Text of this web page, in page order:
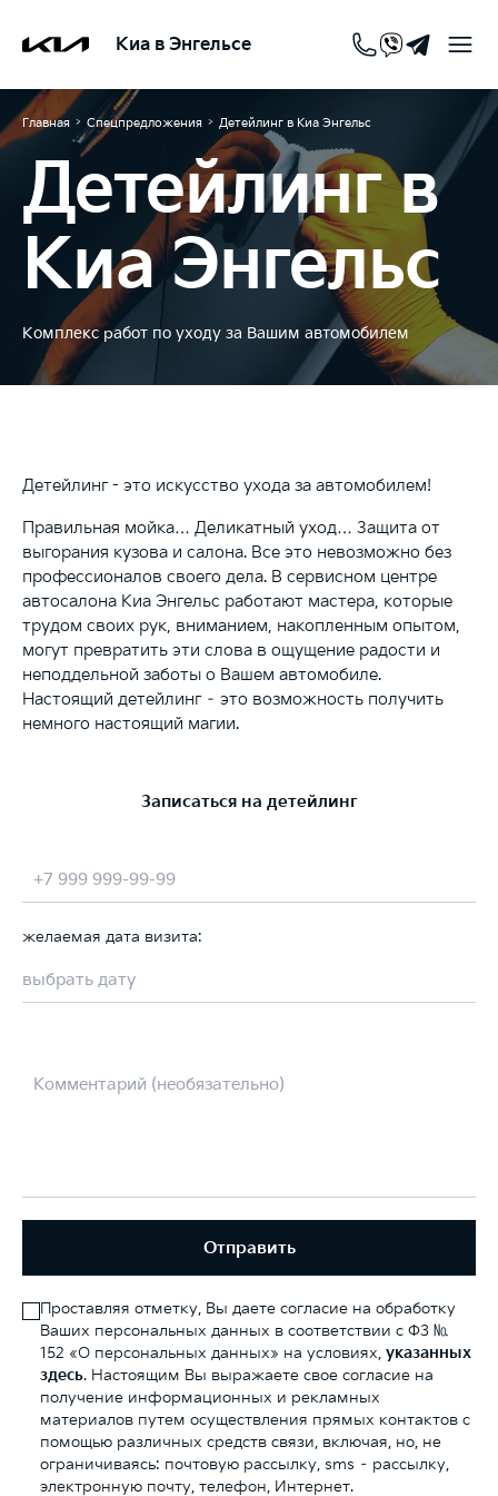
Киа в Энгельсе
Главная > Спецпредложения > Детейлинг в Киа Энгельс
Детейлинг в
Киа Энгельс
Комплекс работ по уходу за Вашим автомобилем
Детейлинг - это искусство ухода за автомобилем!
Правильная мойка… Деликатный уход… Защита от
выгорания кузова и салона. Все это невозможно без
профессионалов своего дела. В сервисном центре
автосалона Киа Энгельс работают мастера, которые
трудом своих рук, вниманием, накопленным опытом,
могут превратить эти слова в ощущение радости и
неподдельной заботы о Вашем автомобиле.
Настоящий детейлинг – это возможность получить
немного настоящий магии.
Записаться на детейлинг
желаемая дата визита:
Отправить
Проставляя отметку, Вы даете согласие на обработку
Ваших персональных данных в соответствии с ФЗ №
152 «О персональных данных» на условиях, указанных
здесь. Настоящим Вы выражаете свое согласие на
получение информационных и рекламных
материалов путем осуществления прямых контактов с
помощью различных средств связи, включая, но, не
ограничиваясь: почтовую рассылку, sms – рассылку,
электронную почту, телефон, Интернет.